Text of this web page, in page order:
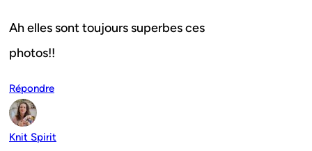
Ah elles sont toujours superbes ces
photos!!
Répondre
Knit Spirit